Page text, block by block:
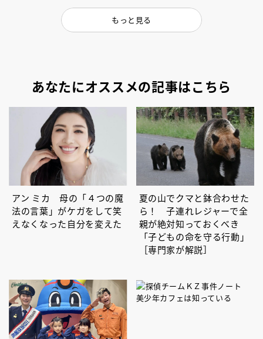
もっと見る
あなたにオススメの記事はこちら
アン ミカ 母の「４つの魔
法の言葉」がケガをして笑
えなくなった自分を変えた
夏の山でクマと鉢合わせた
ら！ 子連れレジャーで全
親が絶対知っておくべき
「子どもの命を守る行動」
［専門家が解説］